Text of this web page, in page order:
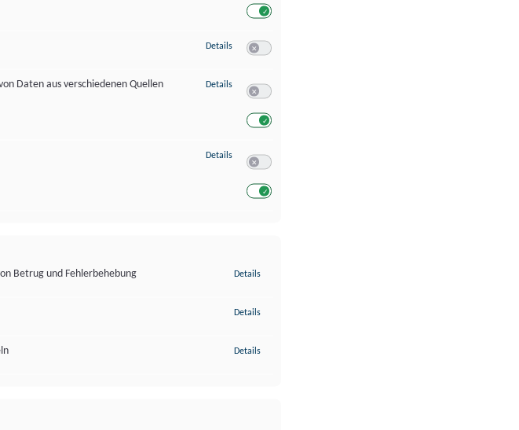
Details zu Messung der Performance von Inhalten
Daten aus verschiedenen Quellen
Details zu Analyse von Zielgruppen durch Statistiken oder Kombinationen von
Details zu Entwicklung und Verbesserung der Angebote
Betrug und Fehlerbehebung
Details
Details
Details